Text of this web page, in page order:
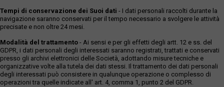
Tempi di conservazione dei Suoi dati - I dati personali raccolti durante la
navigazione saranno conservati per il tempo necessario a svolgere le attività
precisate e non oltre 24 mesi.
Modalità del trattamento - Ai sensi e per gli effetti degli artt. 12 e ss. del
GDPR, i dati personali degli interessati saranno registrati, trattati e conservati
presso gli archivi elettronici delle Società, adottando misure tecniche e
organizzative volte alla tutela dei dati stessi. Il trattamento dei dati personali
degli interessati può consistere in qualunque operazione o complesso di
operazioni tra quelle indicate all' art. 4, comma 1, punto 2 del GDPR.